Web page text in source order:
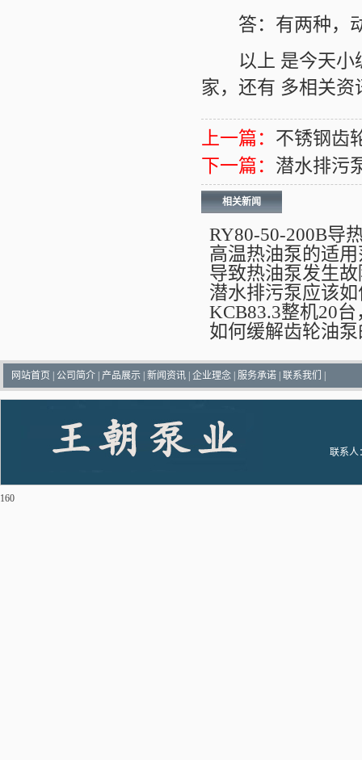
答：有两种，
以上 是今天小编
家，还有 多相关
上一篇： 不锈钢齿
下一篇： 潜水排污
相关新闻
RY80-50-200B导
高温热油泵的适
导致热油泵发生
潜水排污泵应该
KCB83.3整机20
如何缓解齿轮油
网站首页 公司简介 产品展示 新闻资讯 企业理念 服务承诺 联系我们
联系人
160